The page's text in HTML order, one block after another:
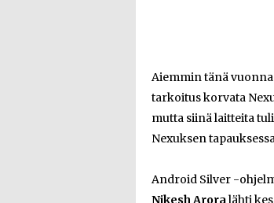
Aiemmin tänä
tarkoitus korvata
mutta siinä laitteita
Nexuksen
Android Silver -
Nikesh Aroralähti